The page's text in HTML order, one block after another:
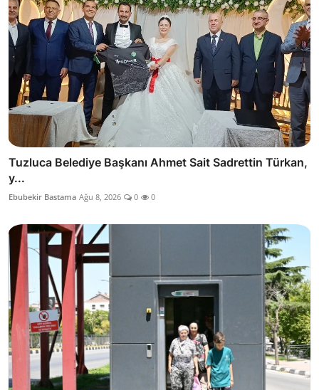
Tuzluca Belediye Başkanı Ahmet Sait Sadrettin Türkan,
y...
Ebubekir Bastama Ağu 8, 2026 0 0